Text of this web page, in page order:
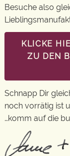
Besuche also
KLICKE
ZU DEN
Schnapp Dir
noch vorrätig ist
…komm auf die